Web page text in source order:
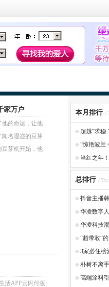
家万户
的命运，让他
闻名遐迩的豆芽
豆芽机开始，他
活APP云闪付版
本月排行 /
超越“求稳
“惊艳波兰
当红之年
总排行 /
抖音主播
华凌数字
华凌科技
“超带敢“
3家必住榜
朴树不离
高端涂料